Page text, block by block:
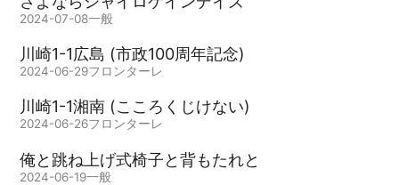
2024-07-08一般
川崎1-1広島 (市政100周年記念)
2024-06-29フロンターレ
川崎1-1湘南 (こころくじけない)
2024-06-26フロンターレ
俺と跳ね上げ式椅子と背もたれと
2024-06-19一般